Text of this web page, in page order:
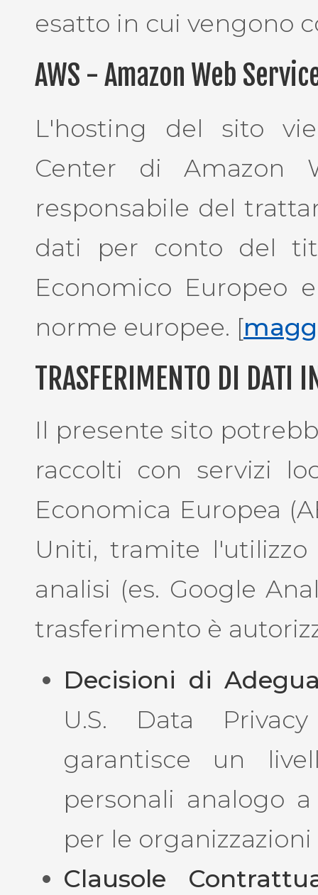
esatto in cui vengono
AWS - Amazon Web
L'hosting del sito
Center di Amazon
responsabile del
dati per conto del
Economico Europeo
norme europee. [
TRASFERIMENTO DI DATI
Il presente sito
raccolti con servizi
Economica Europea
Uniti, tramite
analisi (es. Google
trasferimento è
Decisioni di
U.S. Data
garantisce un
personali analogo
per le
Clausole